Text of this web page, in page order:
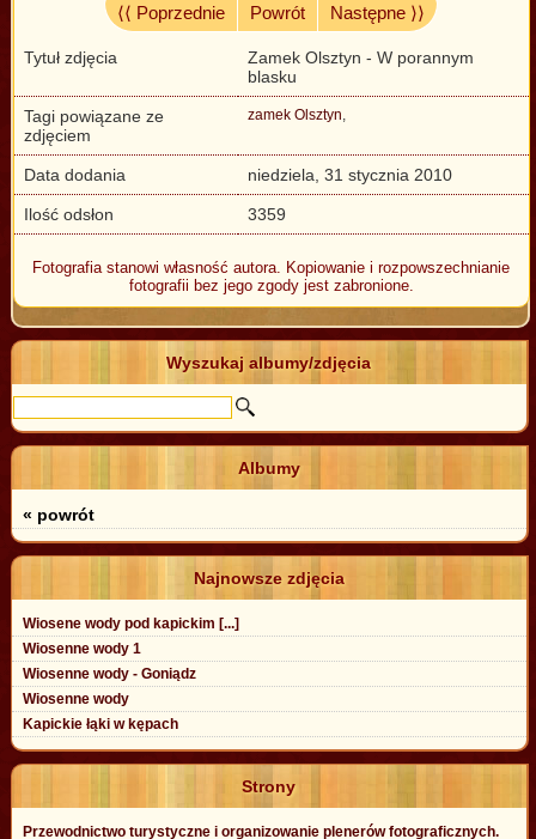
⟨⟨ Poprzednie Powrót Następne ⟩⟩
Tytuł zdjęcia
Zamek Olsztyn - W porannym
blasku
Tagi powiązane ze
zdjęciem
zamek Olsztyn,
Data dodania niedziela, 31 stycznia 2010
Ilość odsłon 3359
Fotografia stanowi własność autora. Kopiowanie i rozpowszechnianie
fotografii bez jego zgody jest zabronione.
Wyszukaj albumy/zdjęcia
Albumy
« powrót
Najnowsze zdjęcia
Wiosene wody pod kapickim [...]
Wiosenne wody 1
Wiosenne wody - Goniądz
Wiosenne wody
Kapickie łąki w kępach
Strony
Przewodnictwo turystyczne i organizowanie plenerów fotograficznych.